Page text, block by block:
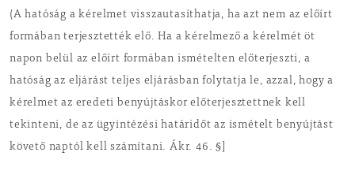
(A hatóság a kérelmet visszautasíthatja, ha azt nem az előírt
formában terjesztették elő. Ha a kérelmező a kérelmét öt
napon belül az előírt formában ismételten előterjeszti, a
hatóság az eljárást teljes eljárásban folytatja le, azzal, hogy a
kérelmet az eredeti benyújtáskor előterjesztettnek kell
tekinteni, de az ügyintézési határidőt az ismételt benyújtást
követő naptól kell számítani. Ákr. 46. §]